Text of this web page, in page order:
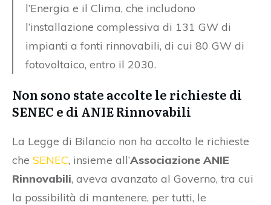
l’Energia e il Clima, che includono
l’installazione complessiva di 131 GW di
impianti a fonti rinnovabili, di cui 80 GW di
fotovoltaico, entro il 2030.
Non sono state accolte le richieste di
SENEC e di ANIE Rinnovabili
La Legge di Bilancio non ha accolto le richieste
che SENEC, insieme all’Associazione ANIE
Rinnovabili, aveva avanzato al Governo, tra cui
la possibilità di mantenere, per tutti, le